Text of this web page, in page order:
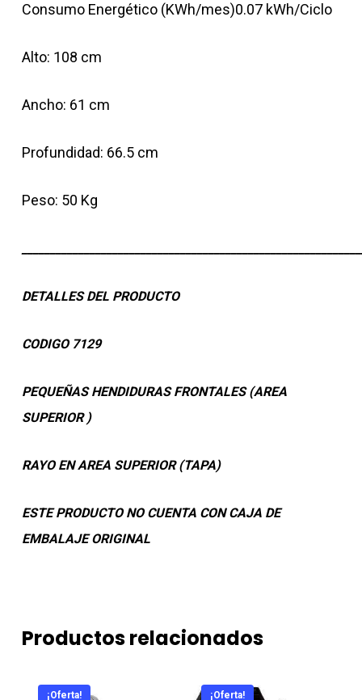
Consumo Energético (KWh/mes)0.07 kWh/Ciclo
Alto: 108 cm
Ancho: 61 cm
Profundidad: 66.5 cm
Peso: 50 Kg
DETALLES DEL PRODUCTO
CODIGO 7129
PEQUEÑAS HENDIDURAS FRONTALES (AREA
SUPERIOR )
RAYO EN AREA SUPERIOR (TAPA)
ESTE PRODUCTO NO CUENTA CON CAJA DE
EMBALAJE ORIGINAL
Productos relacionados
¡Oferta! ¡Oferta!